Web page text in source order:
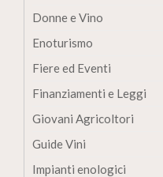
Donne e Vino
Enoturismo
Fiere ed Eventi
Finanziamenti e Leggi
Giovani Agricoltori
Guide Vini
Impianti enologici